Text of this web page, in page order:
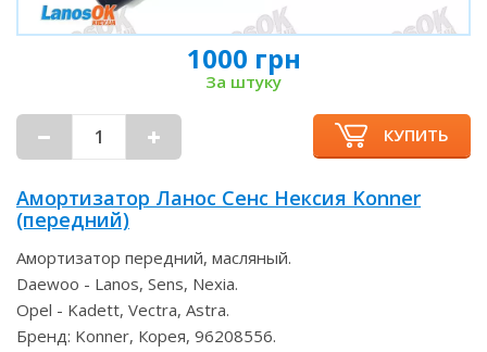
1000 грн
За штуку
КУПИТЬ
Амортизатор Ланос Сенс Нексия Konner
(передний)
Амортизатор передний, масляный.
Daewoo - Lanos, Sens, Nexia.
Opel - Kadett, Vectra, Astra.
Бренд: Konner, Корея, 96208556.